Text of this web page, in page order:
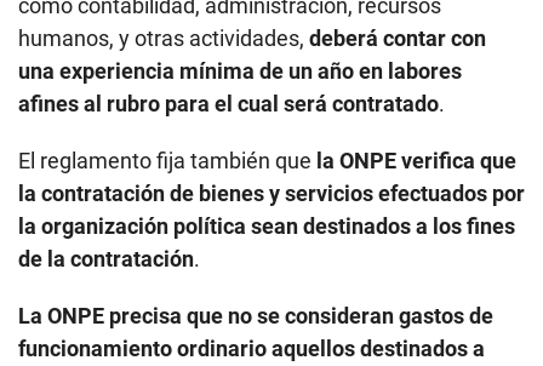
como contabilidad, administración, recursos
humanos, y otras actividades, deberá contar con
una experiencia mínima de un año en labores
afines al rubro para el cual será contratado.
El reglamento fija también que la ONPE verifica que
la contratación de bienes y servicios efectuados por
la organización política sean destinados a los fines
de la contratación.
La ONPE precisa que no se consideran gastos de
funcionamiento ordinario aquellos destinados a